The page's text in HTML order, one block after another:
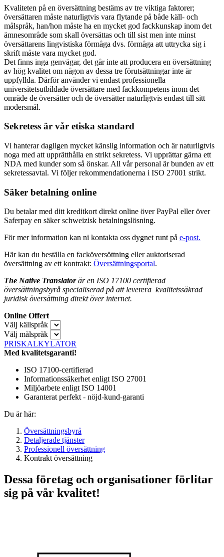
Kvaliteten på en översättning bestäms av tre viktiga faktorer;
översättaren måste naturligtvis vara flytande på både käll- och
målspråk, han/hon måste ha en mycket god fackkunskap inom det
ämnesområde som skall översättas och till sist men inte minst
översättarens lingvistiska förmåga dvs. förmåga att uttrycka sig i
skrift måste vara mycket god.
Det finns inga genvägar, det går inte att producera en översättning
av hög kvalitet om någon av dessa tre förutsättningar inte är
uppfyllda. Därför använder vi endast professionella
universitetsutbildade översättare med fackkompetens inom det
område de översätter och de översätter naturligtvis endast till sitt
modersmål.
Sekretess är vår etiska standard
Vi hanterar dagligen mycket känslig information och är naturligtvis
noga med att upprätthålla en strikt sekretess. Vi upprättar gärna ett
NDA med kunder som så önskar. All vår personal är bunden av ett
sekretessavtal. Vi följer rekommendationerna i ISO 27001 strikt.
Säker betalning online
Du betalar med ditt kreditkort direkt online över PayPal eller över
Saferpay en säker schweizisk betalningslösning.
För mer information kan ni kontakta oss dygnet runt på e-post.
Här kan du beställa en facköversöttning eller auktoriserad
översättning av ett kontrakt: Översättningsportal.
The Native Translatorär en ISO 17100 certifierad
översättningsbyrå specialiserad på att leverera kvalitetssäkrad
juridisk översättning direkt över internet.
Online Offert
Välj källspråk
Välj målspråk
PRISKALKYLATOR
Med kvalitetsgaranti!
ISO 17100-certifierad
Informationssäkerhet enligt ISO 27001
Miljöarbete enligt ISO 14001
Garanterat perfekt - nöjd-kund-garanti
Du är här:
Översättningsbyrå
Detaljerade tjänster
Professionell översättning
Kontrakt översättning
Dessa företag och organisationer förlitar
sig på vår kvalitet!